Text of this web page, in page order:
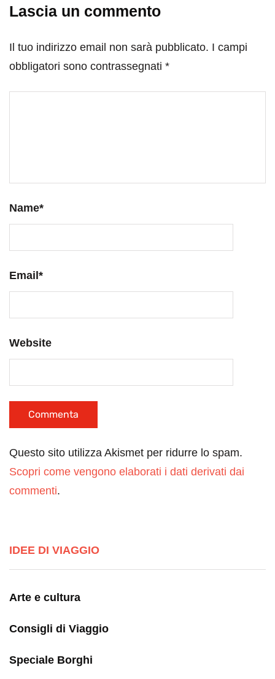
Lascia un commento
Il tuo indirizzo email non sarà pubblicato. I campi
obbligatori sono contrassegnati *
Name*
Email *
Website
Questo sito utilizza Akismet per ridurre lo spam.
Scopri come vengono elaborati i dati derivati dai
commenti.
IDEE DI VIAGGIO
Arte e cultura
Consigli di Viaggio
Speciale Borghi